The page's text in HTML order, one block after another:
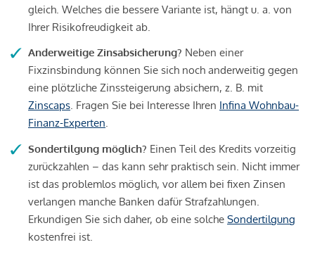
gleich. Welches die bessere Variante ist, hängt u. a. von
Ihrer Risikofreudigkeit ab.
Anderweitige Zinsabsicherung? Neben einer
Fixzinsbindung können Sie sich noch anderweitig gegen
eine plötzliche Zinssteigerung absichern, z. B. mit
Zinscaps. Fragen Sie bei Interesse Ihren Infina Wohnbau-
Finanz-Experten.
Sondertilgung möglich? Einen Teil des Kredits vorzeitig
zurückzahlen – das kann sehr praktisch sein. Nicht immer
ist das problemlos möglich, vor allem bei fixen Zinsen
verlangen manche Banken dafür Strafzahlungen.
Erkundigen Sie sich daher, ob eine solche Sondertilgung
kostenfrei ist.